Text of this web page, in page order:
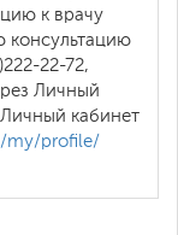
к врачу
консультацию
22-72,
Личный
Личный кабинет
my/profile/